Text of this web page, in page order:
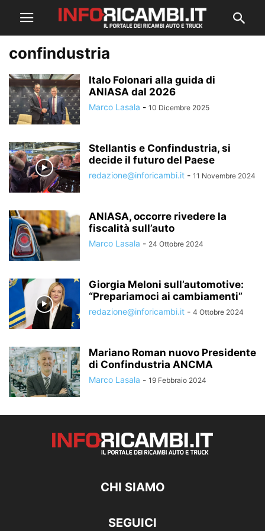
confindustria
Italo Folonari alla guida di
ANIASA dal 2026
Marco Lasala - 10 Dicembre 2025
Stellantis e Confindustria, si
decide il futuro del Paese
redazione@inforicambi.it - 11 Novembre 2024
ANIASA, occorre rivedere la
fiscalità sull’auto
Marco Lasala - 24 Ottobre 2024
Giorgia Meloni sull’automotive:
“Prepariamoci ai cambiamenti”
redazione@inforicambi.it - 4 Ottobre 2024
Mariano Roman nuovo Presidente
di Confindustria ANCMA
Marco Lasala - 19 Febbraio 2024
CHI SIAMO
SEGUICI